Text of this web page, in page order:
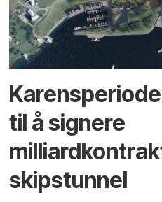
til å signere
skipstunnel